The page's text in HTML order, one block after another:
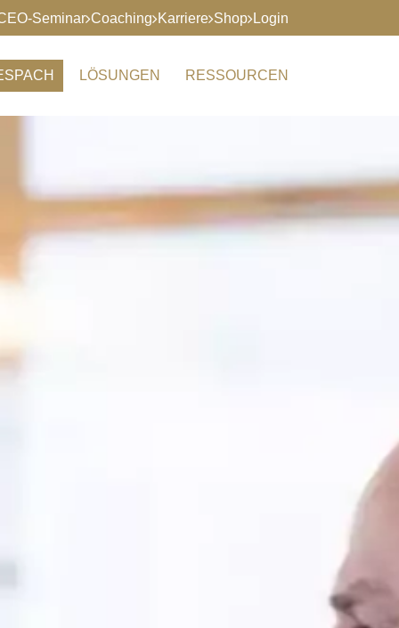
Seminar Coaching Karriere Shop Login
LÖSUNGEN RESSOURCEN